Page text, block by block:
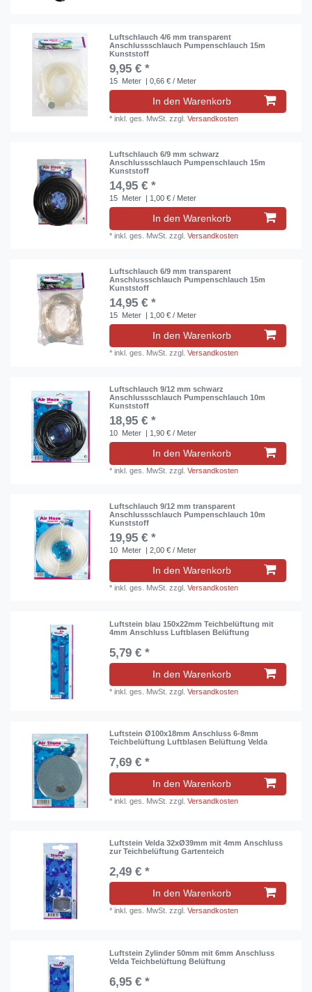
Luftschlauch 4/6 mm transparent
Anschlussschlauch Pumpenschlauch 15m
Kunststoff
9,95 € *
15 Meter | 0,66 € / Meter
In den Warenkorb
*inkl. ges. MwSt. zzgl.Versandkosten
Luftschlauch 6/9 mm schwarz
Anschlussschlauch Pumpenschlauch 15m
Kunststoff
14,95 € *
15 Meter | 1,00 € / Meter
In den Warenkorb
*inkl. ges. MwSt. zzgl.Versandkosten
Luftschlauch 6/9 mm transparent
Anschlussschlauch Pumpenschlauch 15m
Kunststoff
14,95 € *
15 Meter | 1,00 € / Meter
In den Warenkorb
*inkl. ges. MwSt. zzgl.Versandkosten
Luftschlauch 9/12 mm schwarz
Anschlussschlauch Pumpenschlauch 10m
Kunststoff
18,95 € *
10 Meter | 1,90 € / Meter
In den Warenkorb
*inkl. ges. MwSt. zzgl.Versandkosten
Luftschlauch 9/12 mm transparent
Anschlussschlauch Pumpenschlauch 10m
Kunststoff
19,95 € *
10 Meter | 2,00 € / Meter
In den Warenkorb
*inkl. ges. MwSt. zzgl.Versandkosten
Luftstein blau 150x22mm Teichbelüftung mit
4mm Anschluss Luftblasen Belüftung
5,79 € *
In den Warenkorb
*inkl. ges. MwSt. zzgl.Versandkosten
Luftstein Ø100x18mm Anschluss 6-8mm
Teichbelüftung Luftblasen Belüftung Velda
7,69 € *
In den Warenkorb
*inkl. ges. MwSt. zzgl.Versandkosten
Luftstein Velda 32xØ39mm mit 4mm Anschluss
zur Teichbelüftung Gartenteich
2,49 € *
In den Warenkorb
*inkl. ges. MwSt. zzgl.Versandkosten
Luftstein Zylinder 50mm mit 6mm Anschluss
Velda Teichbelüftung Belüftung
6,95 € *